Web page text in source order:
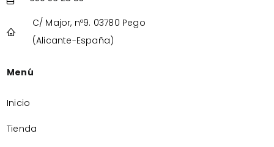
C/ Major, nº9. 03780 Pego
(Alicante-España)
Menú
Inicio
Tienda